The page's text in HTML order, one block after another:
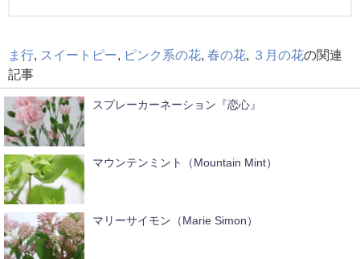
ま行, スイートピー, ピンク系の花, 春の花, ３月の花の関連
記事
スプレーカーネーション『恋心』
マウンテンミント（Mountain Mint）
マリーサイモン（Marie Simon）